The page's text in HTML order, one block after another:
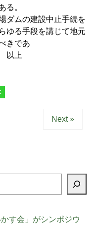
る。
ダムの建設中止手続を
ゆる手段を講じて地元
きであ
Next »
す会」がシンポジウ